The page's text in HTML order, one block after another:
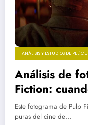
ANÁLISIS Y ESTUDIOS DE
Análisis de
Fiction:
espalda y la
Este fotograma de Pulp
puras del cine de…